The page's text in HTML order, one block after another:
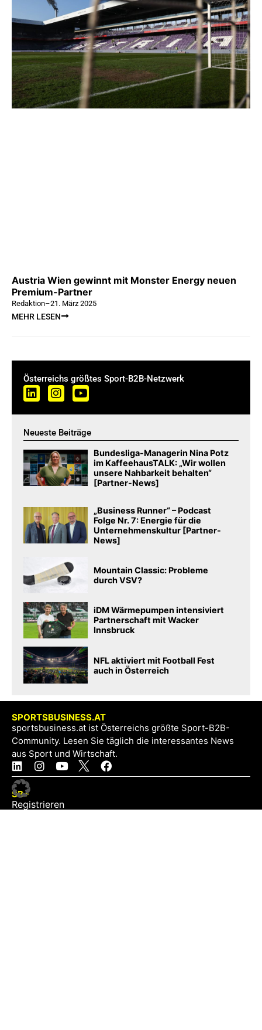
Austria Wien gewinnt mit Monster Energy neuen
Premium-Partner
Redaktion–21. März 2025
MEHR LESEN
Österreichs größtes Sport-B2B-Netzwerk
Neueste Beiträge
Bundesliga-Managerin Nina Potz
im KaffeehausTALK: „Wir wollen
unsere Nahbarkeit behalten“
[Partner-News]
„Business Runner“ – Podcast
Folge Nr. 7: Energie für die
Unternehmenskultur [Partner-
News]
Mountain Classic: Probleme
durch VSV?
iDM Wärmepumpen intensiviert
Partnerschaft mit Wacker
Innsbruck
NFL aktiviert mit Football Fest
auch in Österreich
SPORTSBUSINESS.AT
sportsbusiness.at ist Österreichs größte Sport-B2B-
Community. Lesen Sie täglich die interessantes News
aus Sport und Wirtschaft.
SB+
Registrieren